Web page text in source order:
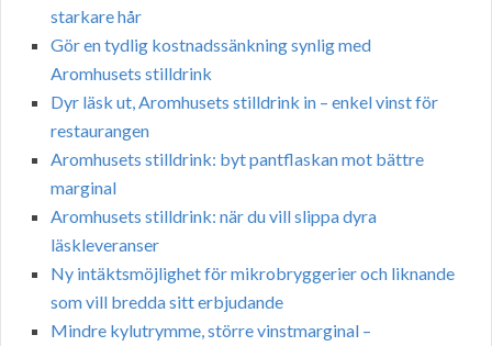
starkare hår
Gör en tydlig kostnadssänkning synlig med
Aromhusets stilldrink
Dyr läsk ut, Aromhusets stilldrink in – enkel vinst för
restaurangen
Aromhusets stilldrink: byt pantflaskan mot bättre
marginal
Aromhusets stilldrink: när du vill slippa dyra
läskleveranser
Ny intäktsmöjlighet för mikrobryggerier och liknande
som vill bredda sitt erbjudande
Mindre kylutrymme, större vinstmarginal –